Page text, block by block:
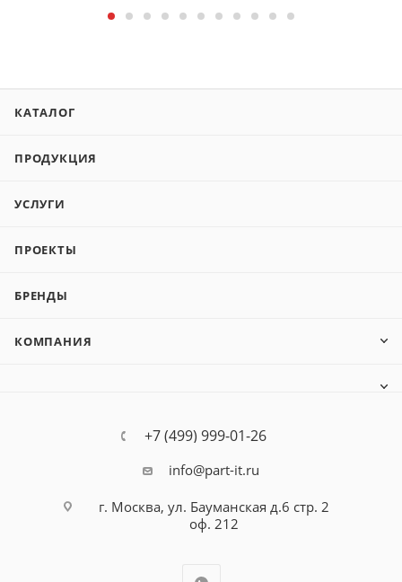
КАТАЛОГ
ПРОДУКЦИЯ
УСЛУГИ
ПРОЕКТЫ
БРЕНДЫ
КОМПАНИЯ
+7 (499) 999-01-26
info@part-it.ru
г. Москва, ул. Бауманская д.6 стр. 2
оф. 212